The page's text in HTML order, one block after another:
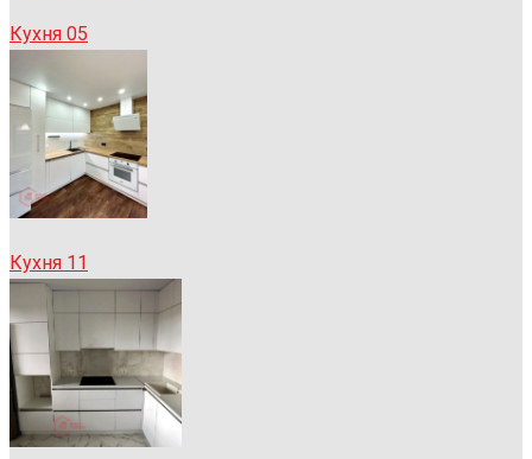
Кухня 05
Кухня 11